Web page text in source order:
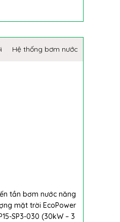
Hệ thống bơm nước
tần bơm nước năng
mặt trời EcoPower
SP3-030 (30kW – 3